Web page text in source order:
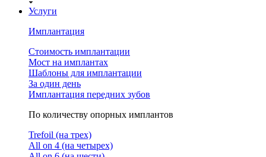
Услуги
Имплантация
Стоимость имплантации
Мост на имплантах
Шаблоны для имплантации
За один день
Имплантация передних зубов
По количеству опорных имплантов
Trefoil (на трех)
All on 4 (на четырех)